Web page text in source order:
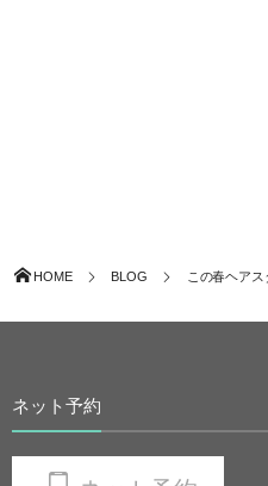
HOME BLOG この春ヘア
ネット予約